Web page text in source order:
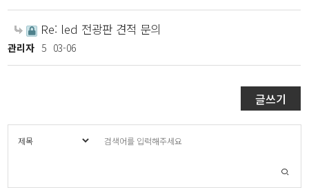
Re: led 전광판 견적 문의
관리자 5 03-06
글쓰기